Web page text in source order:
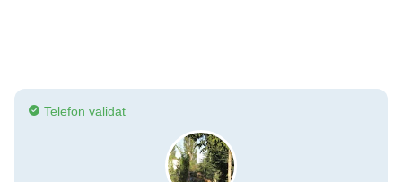
Telefon validat